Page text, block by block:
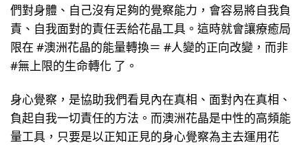
們對身體、自己沒有足夠的覺察能力，會容易將自我負
責、自我面對的責任丟給花晶工具。這時就會讓療癒局
限在 #澳洲花晶的能量轉換＝ #人變的正向改變，而非
#無上限的生命轉化 了。
身心覺察，是協助我們看見內在真相、面對內在真相、
負起自我一切責任的方法。而澳洲花晶是中性的高頻能
量工具，只要是以正知正見的身心覺察為主去運用花